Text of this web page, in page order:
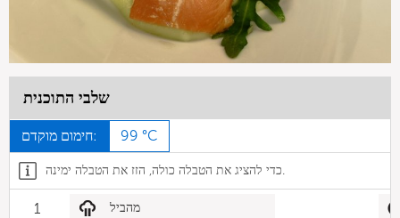
שלבי התוכנית
חימום מוקדם: 99 °C
כדי להציג את הטבלה כולה, הזז את הטבלה ימינה.
1 מהביל